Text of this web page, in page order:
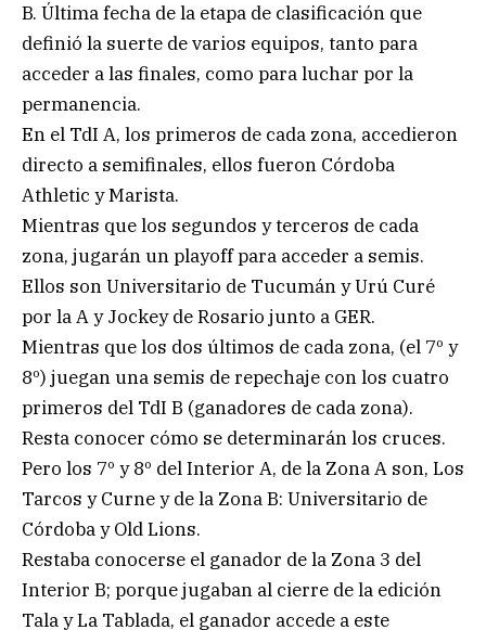
B. Última fecha de la etapa de clasificación que
definió la suerte de varios equipos, tanto para
acceder a las finales, como para luchar por la
permanencia.
En el TdI A, los primeros de cada zona, accedieron
directo a semifinales, ellos fueron Córdoba
Athletic y Marista.
Mientras que los segundos y terceros de cada
zona, jugarán un playoff para acceder a semis.
Ellos son Universitario de Tucumán y Urú Curé
por la A y Jockey de Rosario junto a GER.
Mientras que los dos últimos de cada zona, (el 7º y
8º) juegan una semis de repechaje con los cuatro
primeros del TdI B (ganadores de cada zona).
Resta conocer cómo se determinarán los cruces.
Pero los 7º y 8º del Interior A, de la Zona A son, Los
Tarcos y Curne y de la Zona B: Universitario de
Córdoba y Old Lions.
Restaba conocerse el ganador de la Zona 3 del
Interior B; porque jugaban al cierre de la edición
Tala y La Tablada, el ganador accede a este